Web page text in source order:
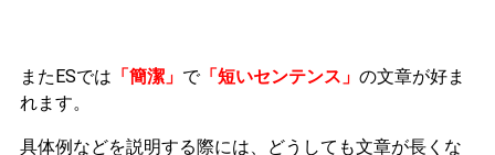
またESでは 「簡潔」 で「短いセンテンス」 の文章が好ま
れます。
具体例などを説明する際には、どうしても文章が長くな